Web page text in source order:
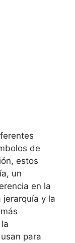
de
estos
un
en la
jerarquía y la
para